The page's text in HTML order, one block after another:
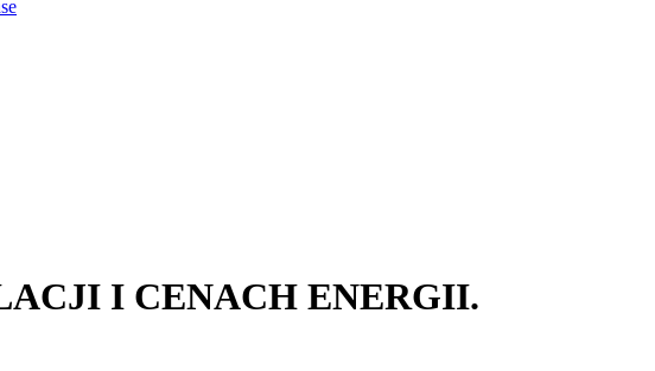
I CENACH ENERGII.